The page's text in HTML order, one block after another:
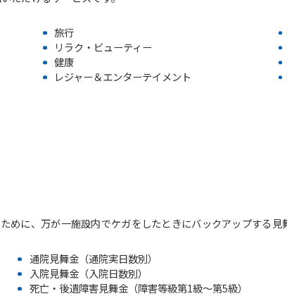
旅行
リラク・ビューティー
健康
レジャー＆エンターテイメント
めに、万が一施設内でケガをしたときにバックアップする
通院見舞金（通院実日数別）
入院見舞金（入院日数別）
死亡・後遺障害見舞金（障害等級第1級～第5級）